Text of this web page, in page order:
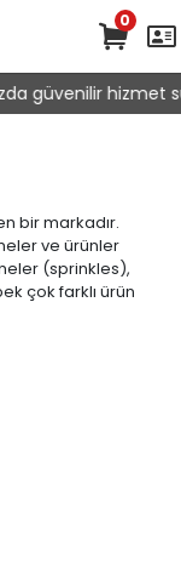
güvenilir hizmet
0
bir markadır.
ve ürünler
(sprinkles),
çok farklı ürün